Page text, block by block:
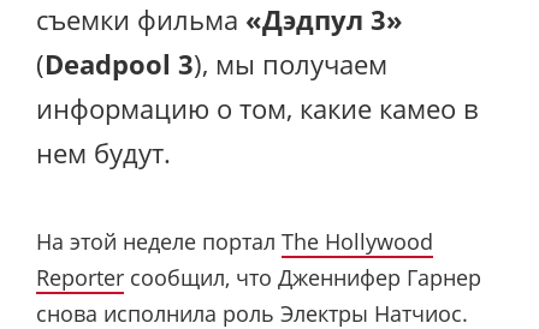
съемки фильма «Дэдпул 3»
(Deadpool 3), мы получаем
информацию о том, какие камео в
нем будут.
На этой неделе портал The Hollywood
Reporter сообщил, что Дженнифер Гарнер
снова исполнила роль Электры Натчиос.